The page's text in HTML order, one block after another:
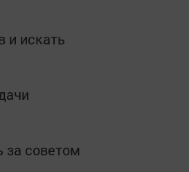
и искать
за советом